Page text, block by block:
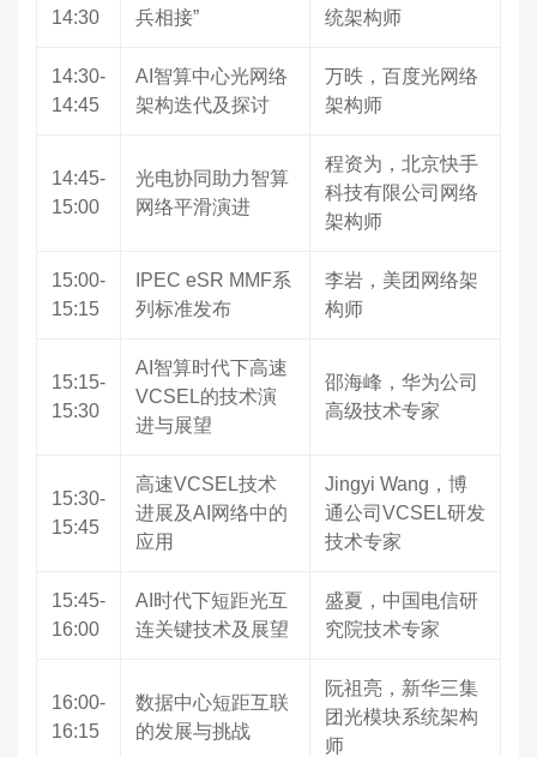
14:30
兵相接”
统架构师
14:30-
14:45
AI智算中心光网络
架构迭代及探讨
万昳，百度光网络
架构师
14:45-
15:00
光电协同助力智算
网络平滑演进
程资为，北京快手
科技有限公司网络
架构师
15:00-
15:15
IPEC eSR MMF系
列标准发布
李岩，美团网络架
构师
15:15-
15:30
AI智算时代下高速
VCSEL的技术演
进与展望
邵海峰，华为公司
高级技术专家
15:30-
15:45
高速VCSEL技术
进展及AI网络中的
应用
Jingyi Wang，博
通公司VCSEL研发
技术专家
15:45-
16:00
AI时代下短距光互
连关键技术及展望
盛夏，中国电信研
究院技术专家
16:00-
16:15
数据中心短距互联
的发展与挑战
阮祖亮，新华三集
团光模块系统架构
师